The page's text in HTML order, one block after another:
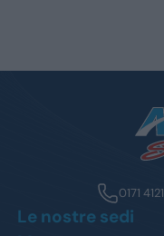
0171
Le nostre sedi